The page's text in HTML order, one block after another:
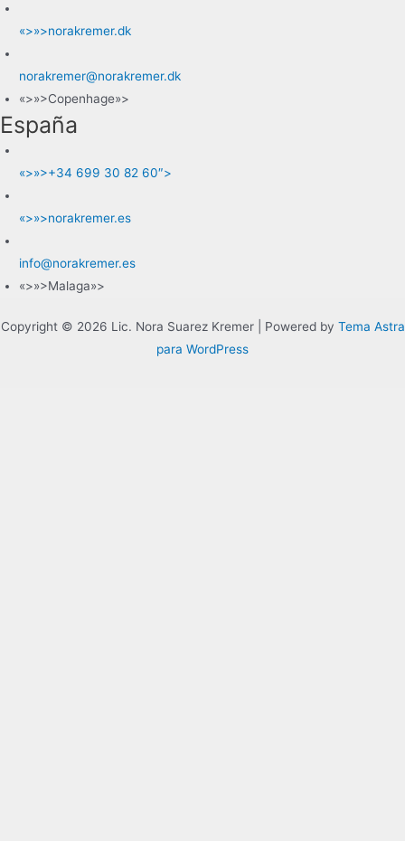
«>»>norakremer.dk
norakremer@norakremer.dk
«>»>Copenhage»>
España
«>»>+34 699 30 82 60″>
«>»>norakremer.es
info@norakremer.es
«>»>Malaga»>
Copyright © 2026 Lic. Nora Suarez Kremer | Powered by Tema Astra
para WordPress